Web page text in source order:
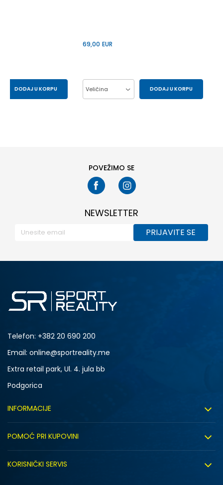
DODAJ U KORPU
69,00 EUR
Veličina DODAJ U KORPU
POVEŽIMO SE
NEWSLETTER
PRIJAVITE SE
Telefon: +382 20 690 200
Email: online@sportreality.me
Extra retail park, Ul. 4. jula bb
Podgorica
INFORMACIJE
Zapošljavanje
POMOĆ PRI KUPOVINI
KORISNIČKI SERVIS